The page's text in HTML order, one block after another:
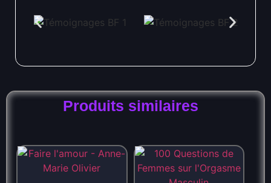
Produits similaires